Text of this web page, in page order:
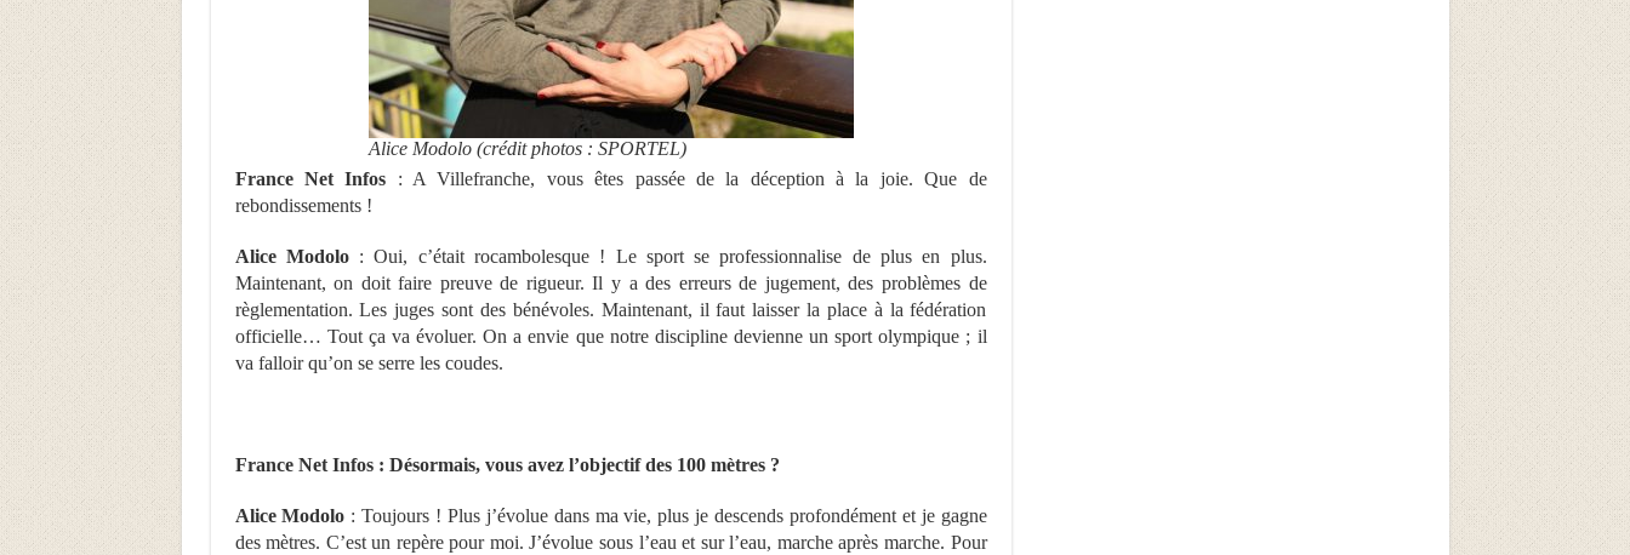
Alice Modolo (crédit photos : SPORTEL)
France Net Infos : A Villefranche, vous êtes passée de la déception à la joie. Que de
rebondissements !
Alice Modolo: Oui, c’était rocambolesque ! Le sport se professionnalise de plus en plus.
Maintenant, on doit faire preuve de rigueur. Il y a des erreurs de jugement, des problèmes de
règlementation. Les juges sont des bénévoles. Maintenant, il faut laisser la place à la fédération
officielle… Tout ça va évoluer. On a envie que notre discipline devienne un sport olympique ; il
va falloir qu’on se serre les coudes.
France Net Infos : Désormais, vous avez l’objectif des 100 mètres ?
Alice Modolo : Toujours ! Plus j’évolue dans ma vie, plus je descends profondément et je gagne
des mètres. C’est un repère pour moi. J’évolue sous l’eau et sur l’eau, marche après marche. Pour